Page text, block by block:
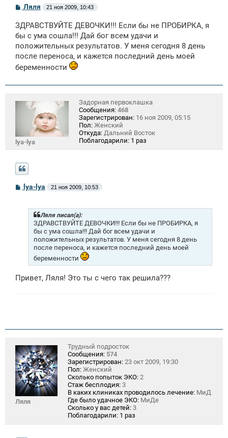
С
о
б
щ
н
и
Ляля 21 ноя 2009, 10:43
ЗДРАВСТВУЙТЕ ДЕВОЧКИ!!! Если бы не ПРОБИРКА, я
бы с ума сошла!!! Дай бог всем удачи и
положительных результатов. У меня сегодня 8 день
после переноса, и кажется последний день моей
беременности
lya-lya
Задорная первоклашка
Сообщения: 468
Зарегистрирован: 16 ноя 2009, 05:15
Пол: Женский
Откуда: Дальний Восток
Поблагодарили: 1 раз
С
о
lya-lya 21 ноя 2009, 10:53
Ляля писал(а):
ЗДРАВСТВУЙТЕ ДЕВОЧКИ!!! Если бы не ПРОБИРКА, я
бы с ума сошла!!! Дай бог всем удачи и
положительных результатов. У меня сегодня 8 день
после переноса, и кажется последний день моей
беременности
Привет, Ляля! Это ты с чего так решила???
Ляля
Трудный подросток
Сообщения: 574
Зарегистрирован: 23 окт 2009, 19:30
Пол: Женский
Сколько попыток ЭКО: 2
Стаж бесплодия: 3
В каких клиниках проводилось лечение: МиД
Где было удачное ЭКО: МиДе
Сколько у вас детей: 3
Поблагодарили: 1 раз